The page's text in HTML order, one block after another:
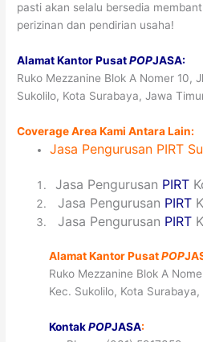
pasti akan selalu bersedia
perizinan dan pendirian usaha!
Alamat Kantor PusatPOPJASA:
Ruko Mezzanine Blok A Nomer 10,
Sukolilo, Kota Surabaya, Jawa
Coverage Area Kami Antara Lain:
Jasa Pengurusan PIRT
1Jasa Pengurusan PIRT
2Jasa Pengurusan PIRT
3Jasa Pengurusan PIRT
Alamat Kantor PusatPOP
Ruko Mezzanine Blok A
Kec. Sukolilo, Kota
KontakPOPJASA: